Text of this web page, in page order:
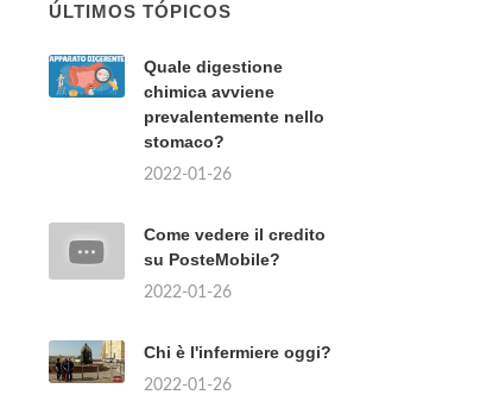
ÚLTIMOS TÓPICOS
Quale digestione
chimica avviene
prevalentemente nello
stomaco?
2022-01-26
Come vedere il credito
su PosteMobile?
2022-01-26
Chi è l'infermiere oggi?
2022-01-26